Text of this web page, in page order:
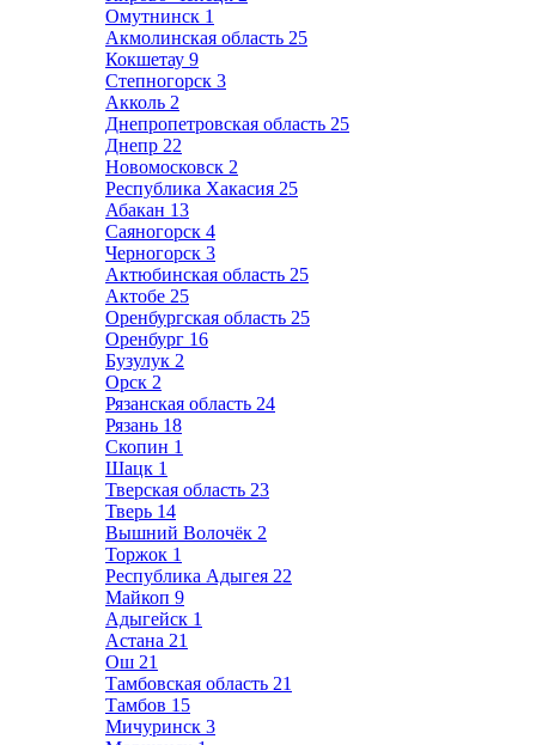
Омутнинск 1
Акмолинская область 25
Кокшетау 9
Степногорск 3
Акколь 2
Днепропетровская область 25
Днепр 22
Новомосковск 2
Республика Хакасия 25
Абакан 13
Саяногорск 4
Черногорск 3
Актюбинская область 25
Актобе 25
Оренбургская область 25
Оренбург 16
Бузулук 2
Орск 2
Рязанская область 24
Рязань 18
Скопин 1
Шацк 1
Тверская область 23
Тверь 14
Вышний Волочёк 2
Торжок 1
Республика Адыгея 22
Майкоп 9
Адыгейск 1
Астана 21
Ош 21
Тамбовская область 21
Тамбов 15
Мичуринск 3